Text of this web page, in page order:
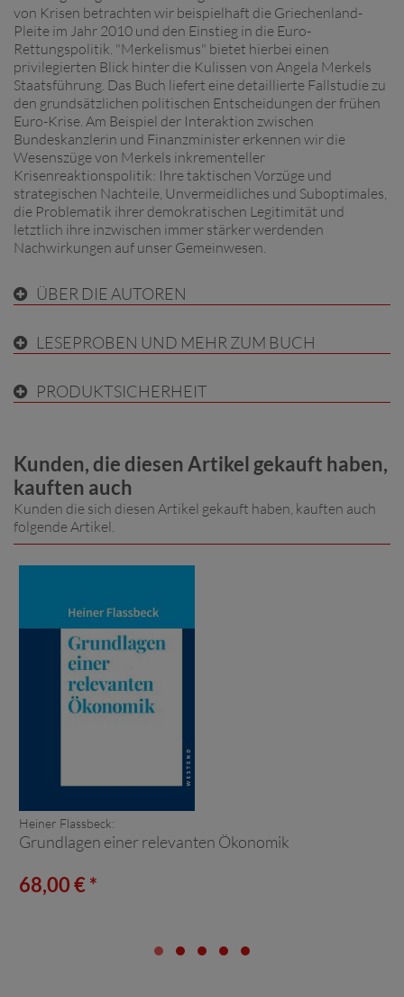
von Krisen betrachten wir beispielhaft die Griechenland-
Pleite im Jahr 2010 und den Einstieg in die Euro-
Rettungspolitik. "Merkelismus" bietet hierbei einen
privilegierten Blick hinter die Kulissen von Angela Merkels
Staatsführung. Das Buch liefert eine detaillierte Fallstudie zu
den grundsätzlichen politischen Entscheidungen der frühen
Euro-Krise. Am Beispiel der Interaktion zwischen
Bundeskanzlerin und Finanzminister erkennen wir die
Wesenszüge von Merkels inkrementeller
Krisenreaktionspolitik: Ihre taktischen Vorzüge und
strategischen Nachteile, Unvermeidliches und Suboptimales,
die Problematik ihrer demokratischen Legitimität und
letztlich ihre inzwischen immer stärker werdenden
Nachwirkungen auf unser Gemeinwesen.
ÜBER DIE AUTOREN
LESEPROBEN UND MEHR ZUM BUCH
PRODUKTSICHERHEIT
Kunden, die diesen Artikel gekauft haben,
kauften auch
Kunden die sich diesen Artikel gekauft haben, kauften auch
folgende Artikel.
Heiner Flassbeck:
Grundlagen einer relevanten Ökonomik
68,00 € *